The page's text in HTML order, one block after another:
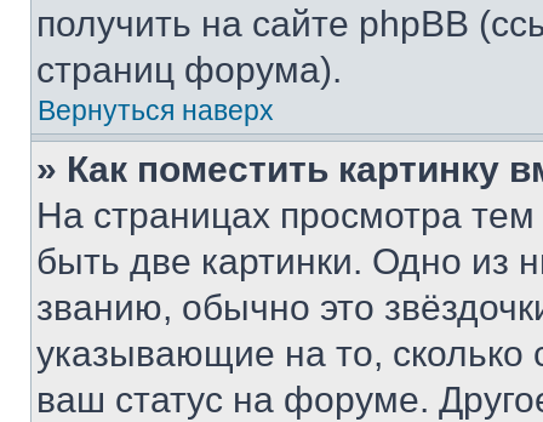
получить на сайте phpBB
страниц форума).
Вернуться наверх
» Как поместить картинку
На страницах просмотра
быть две картинки. Одно из
званию, обычно это
указывающие на то,
ваш статус на форуме.